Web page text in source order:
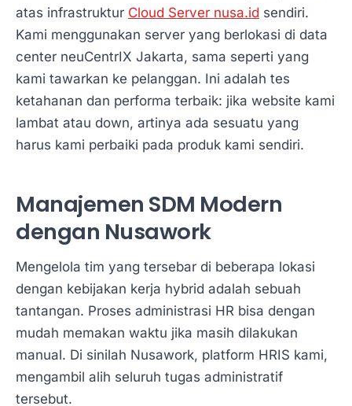
atas infrastruktur Cloud Server nusa.id sendiri.
Kami menggunakan server yang berlokasi di data
center neuCentrIX Jakarta, sama seperti yang
kami tawarkan ke pelanggan. Ini adalah tes
ketahanan dan performa terbaik: jika website kami
lambat atau down, artinya ada sesuatu yang
harus kami perbaiki pada produk kami sendiri.
Manajemen SDM Modern
dengan Nusawork
Mengelola tim yang tersebar di beberapa lokasi
dengan kebijakan kerja hybrid adalah sebuah
tantangan. Proses administrasi HR bisa dengan
mudah memakan waktu jika masih dilakukan
manual. Di sinilah Nusawork, platform HRIS kami,
mengambil alih seluruh tugas administratif
tersebut.